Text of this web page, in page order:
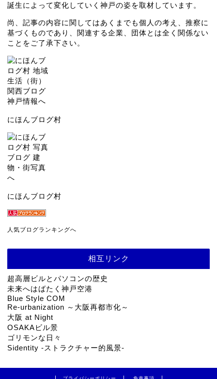
誕生によって変化していく神戸の姿を取材しています。
尚、記事の内容に関してはあくまでも個人の考え、推察に
基づくものであり、関連する企業、団体とは全く関係ない
ことをご了承下さい。
にほんブログ村
にほんブログ村
人気ブログランキングへ
相互リンク
超高層ビルとパソコンの歴史
未来へはばたく神戸空港
Blue Style COM
Re-urbanization ～大阪再都市化～
大阪 at Night
OSAKAビル景
ゴリモンな日々
Sidentity -ストラクチャー的風景-